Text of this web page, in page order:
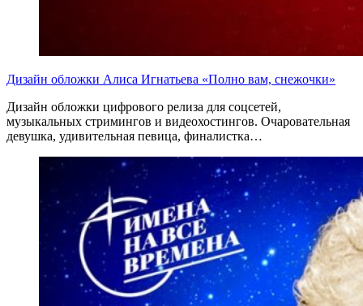
Дизайн обложки Алиса Игнатьева «Полно вам, снежочки»
Дизайн обложки цифрового релиза для соцсетей,
музыкальных стримингов и видеохостингов. Очаровательная
девушка, удивительная певица, финалистка…